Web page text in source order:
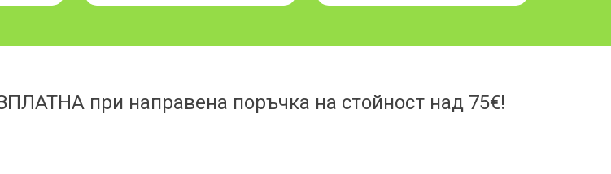
при направена поръчка на стойност над 75€!